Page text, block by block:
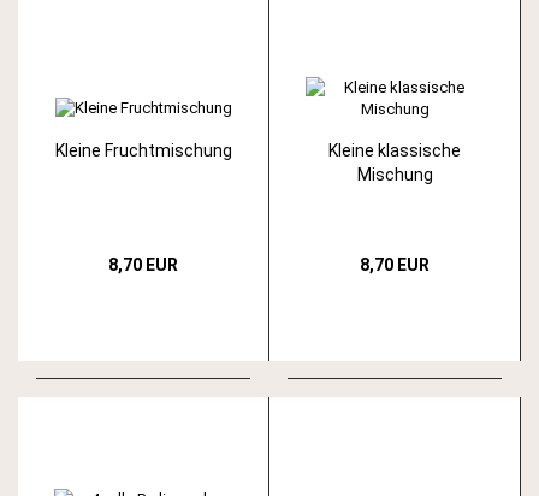
Kleine Fruchtmischung
8,70 EUR
Kleine klassische
Mischung
8,70 EUR